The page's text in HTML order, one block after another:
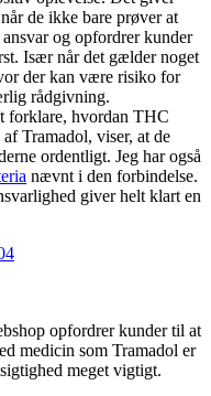
de ikke bare prøver at
og opfordrer kunder
Især når det gælder noget
der kan være risiko for
rådgivning.
forklare, hvordan THC
Tramadol, viser, at de
ordentligt. Jeg har også
nævnt i den forbindelse.
giver helt klart en
opfordrer kunder til at
medicin som Tramadol er
meget vigtigt.